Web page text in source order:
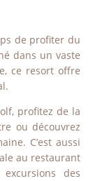
de profiter du
dans un vaste
ce resort offre
profitez de la
ou découvrez
C’est aussi
au restaurant
des